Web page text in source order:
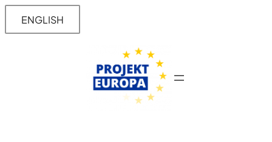
Przejdź
do
ENGLISH